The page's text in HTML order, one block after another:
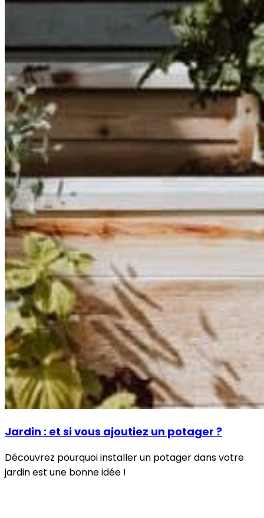
Jardin : et si vous ajoutiez un potager ?
Découvrez pourquoi installer un potager dans votre
jardin est une bonne idée !